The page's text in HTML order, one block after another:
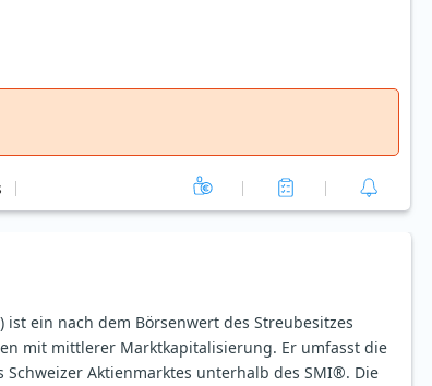
ein nach dem Börsenwert des Streubesitzes
mit mittlerer Marktkapitalisierung. Er umfasst die
Aktienmarktes unterhalb des SMI®. Die